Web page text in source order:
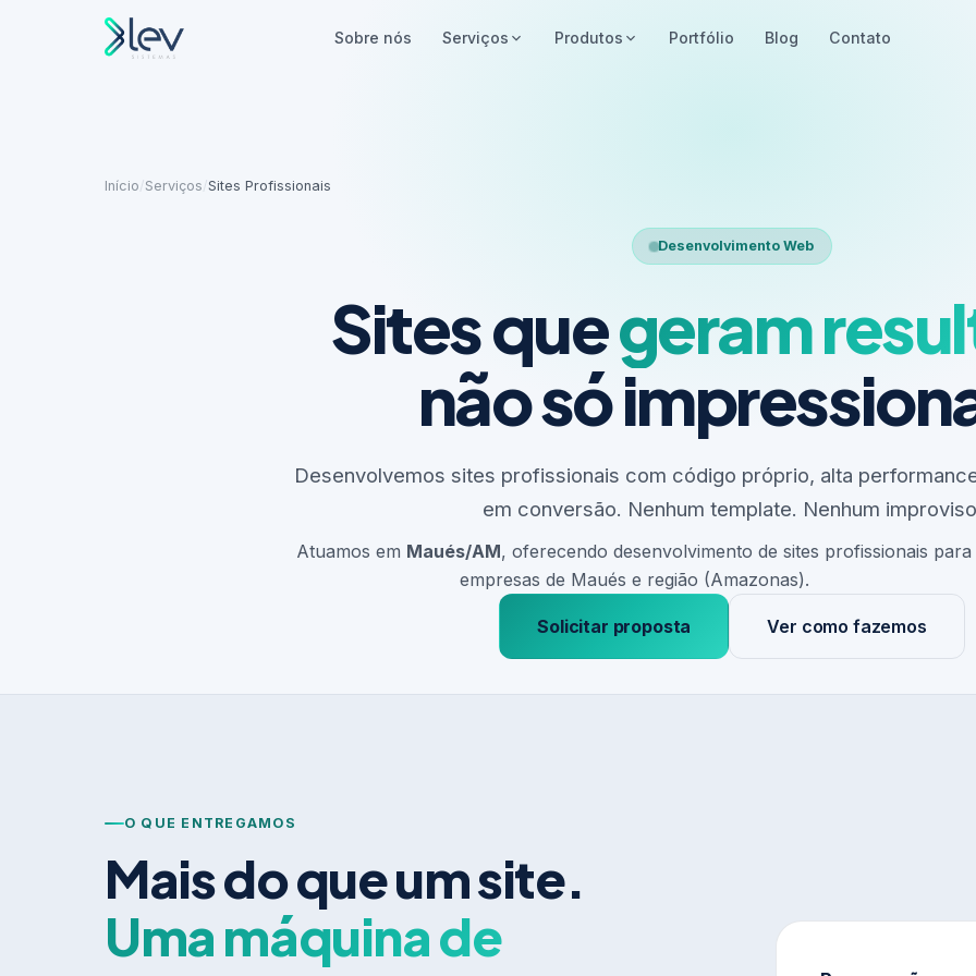
Sobre nós Serviços Produtos Portfólio Blog Contato
Início Serviços Sites Profissionais
Desenvolvimento Web
Sites quegeram
não só
Desenvolvemos sites profissionais com código próprio, alta
em conversão. Nenhum template. Nenhum
Atuamos em Maués/AM, oferecendo desenvolvimento de sites profissionais para
empresas de Maués e região (Amazonas).
Solicitar proposta Ver como fazemos
O QUE ENTREGAMOS
Mais do que um site.
Uma máquina de